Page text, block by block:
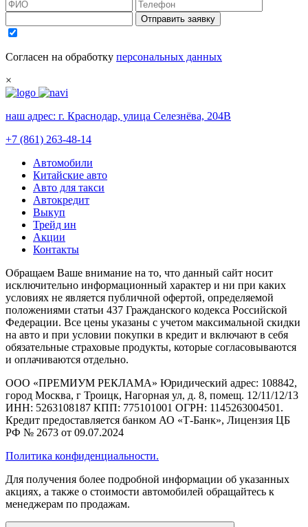
Отправить заявку
Согласен на обработку персональных данных
×
наш адрес: г. Краснодар, улица Селезнёва, 204В
+7 (861) 263-48-14
Автомобили
Китайские авто
Авто для такси
Автокредит
Выкуп
Трейд ин
Акции
Контакты
Обращаем Ваше внимание на то, что данный сайт носит
исключительно информационный характер и ни при каких
условиях не является публичной офертой, определяемой
положениями статьи 437 Гражданского кодекса Российской
Федерации. Все цены указаны с учетом максимальной скидки
на авто и при условии покупки в кредит и включают в себя
обязательные страховые продукты, которые согласовываются
и оплачиваются отдельно.
ООО «ПРЕМИУМ РЕКЛАМА» Юридический адрес: 108842,
город Москва, г Троицк, Нагорная ул, д. 8, помещ. 12/11/12/13
ИНН: 5263108187 КПП: 775101001 ОГРН: 1145263004501.
Кредит предоставляется банком АО «Т-Банк», Лицензия ЦБ
РФ № 2673 от 09.07.2024
Политика конфиденциальности.
Для получения более подробной информации об указанных
акциях, а также о стоимости автомобилей обращайтесь к
менеджерам по продажам.